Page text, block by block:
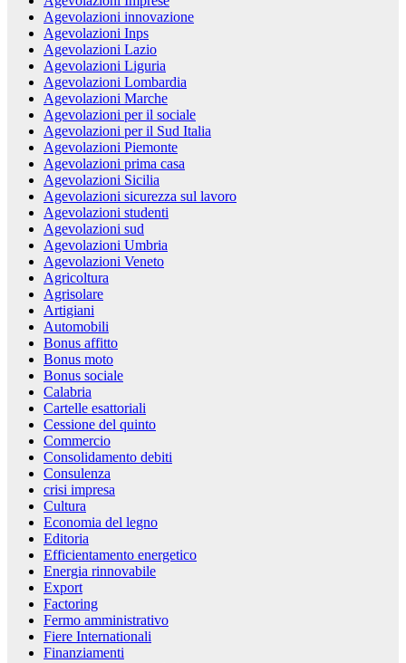
Agevolazioni innovazione
Agevolazioni Inps
Agevolazioni Lazio
Agevolazioni Liguria
Agevolazioni Lombardia
Agevolazioni Marche
Agevolazioni per il sociale
Agevolazioni per il Sud Italia
Agevolazioni Piemonte
Agevolazioni prima casa
Agevolazioni Sicilia
Agevolazioni sicurezza sul lavoro
Agevolazioni studenti
Agevolazioni sud
Agevolazioni Umbria
Agevolazioni Veneto
Agricoltura
Agrisolare
Artigiani
Automobili
Bonus affitto
Bonus moto
Bonus sociale
Calabria
Cartelle esattoriali
Cessione del quinto
Commercio
Consolidamento debiti
Consulenza
crisi impresa
Cultura
Economia del legno
Editoria
Efficientamento energetico
Energia rinnovabile
Export
Factoring
Fermo amministrativo
Fiere Internationali
Finanziamenti